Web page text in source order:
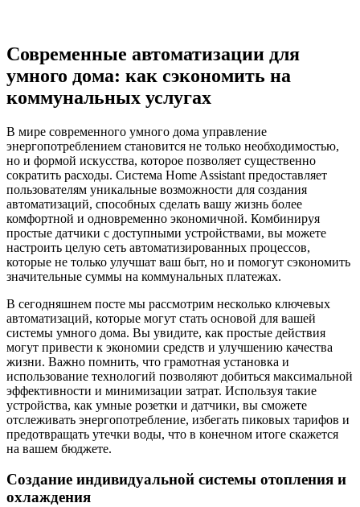
Современные автоматизации для
умного дома: как сэкономить на
коммунальных услугах
В мире современного умного дома управление
энергопотреблением становится не только необходимостью,
но и формой искусства, которое позволяет существенно
сократить расходы. Система Home Assistant предоставляет
пользователям уникальные возможности для создания
автоматизаций, способных сделать вашу жизнь более
комфортной и одновременно экономичной. Комбинируя
простые датчики с доступными устройствами, вы можете
настроить целую сеть автоматизированных процессов,
которые не только улучшат ваш быт, но и помогут сэкономить
значительные суммы на коммунальных платежах.
В сегодняшнем посте мы рассмотрим несколько ключевых
автоматизаций, которые могут стать основой для вашей
системы умного дома. Вы увидите, как простые действия
могут привести к экономии средств и улучшению качества
жизни. Важно помнить, что грамотная установка и
использование технологий позволяют добиться максимальной
эффективности и минимизации затрат. Используя такие
устройства, как умные розетки и датчики, вы сможете
отслеживать энергопотребление, избегать пиковых тарифов и
предотвращать утечки воды, что в конечном итоге скажется
на вашем бюджете.
Создание индивидуальной системы отопления и
охлаждения